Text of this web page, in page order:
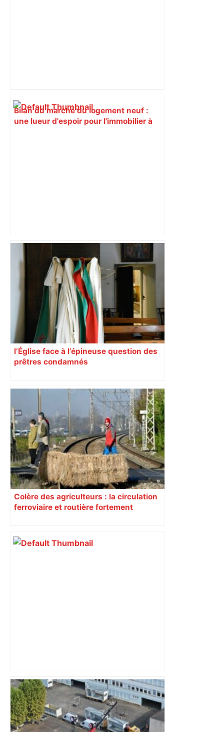
Bilan du marché du logement neuf :
une lueur d'espoir pour l'immobilier à
Près de Toulouse : dans cette zone
économique, un axe majeur va être
fermé en fin de soirée, voici les
déviations – Actu.fr
l’Église face à l’épineuse question des
prêtres condamnés
Colère des agriculteurs : la circulation
ferroviaire et routière fortement
« Rien d'inquiétant » pour Guillaume
Restes, le gardien de Toulouse, après
sa sortie à Metz – L'Équipe